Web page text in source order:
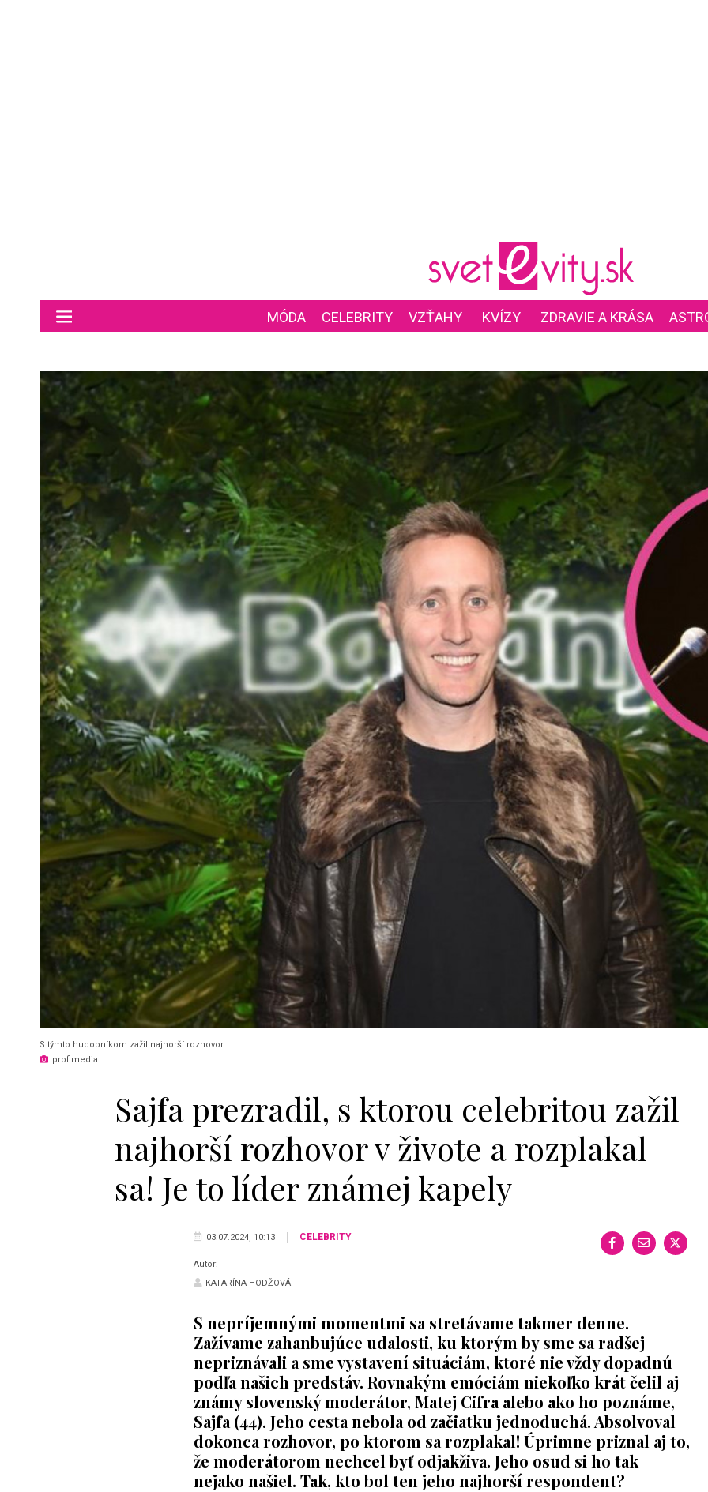
MÓDA CELEBRITY VZŤAHY KVÍZY ZDRAVIE A KRÁSA
S týmto hudobníkom zažil najhorší rozhovor.
profimedia
Sajfa prezradil, s ktorou celebritou zažil
najhorší rozhovor v živote a rozplakal
sa! Je to líder známej kapely
03.07.2024, 10:13 CELEBRITY
Autor:
KATARÍNA HODŽOVÁ
S nepríjemnými momentmi sa stretávame takmer denne.
Zažívame zahanbujúce udalosti, ku ktorým by sme sa radšej
nepriznávali a sme vystavení situáciám, ktoré nie vždy dopadnú
podľa našich predstáv. Rovnakým emóciám niekoľko krát čelil aj
známy slovenský moderátor, Matej Cifra alebo ako ho poznáme,
Sajfa (44). Jeho cesta nebola od začiatku jednoduchá. Absolvoval
dokonca rozhovor, po ktorom sa rozplakal! Úprimne priznal aj to,
že moderátorom nechcel byť odjakživa. Jeho osud si ho tak
nejako našiel. Tak, kto bol ten jeho najhorší respondent?